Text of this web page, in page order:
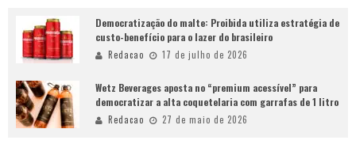
Democratização do malte: Proibida utiliza estratégia de
custo-benefício para o lazer do brasileiro
Redacao 17 de julho de 2026
Wetz Beverages aposta no “premium acessível” para
democratizar a alta coquetelaria com garrafas de 1 litro
Redacao 27 de maio de 2026